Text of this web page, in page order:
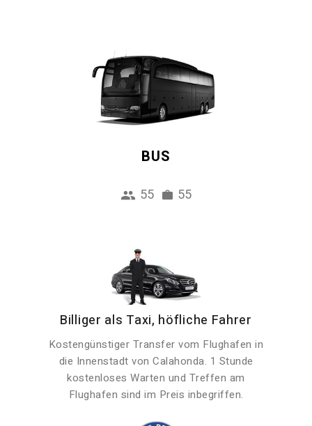
BUS
55 55
Billiger als Taxi, höfliche Fahrer
Kostengünstiger Transfer vom Flughafen in
die Innenstadt von Calahonda. 1 Stunde
kostenloses Warten und Treffen am
Flughafen sind im Preis inbegriffen.